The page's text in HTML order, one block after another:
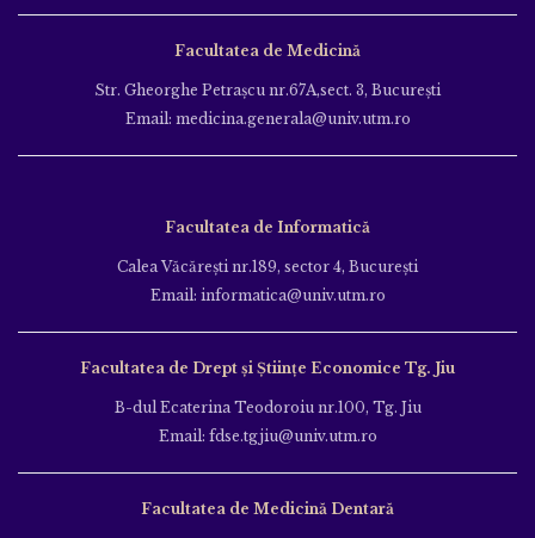
Facultatea de Medicină
Str. Gheorghe Petraşcu nr.67A,sect. 3, Bucureşti
Email: medicina.generala@univ.utm.ro
Facultatea de Informatică
Calea Văcăreşti nr.189, sector 4, Bucureşti
Email: informatica@univ.utm.ro
Facultatea de Drept și Științe Economice Tg. Jiu
B-dul Ecaterina Teodoroiu nr.100, Tg. Jiu
Email: fdse.tgjiu@univ.utm.ro
Facultatea de Medicină Dentară